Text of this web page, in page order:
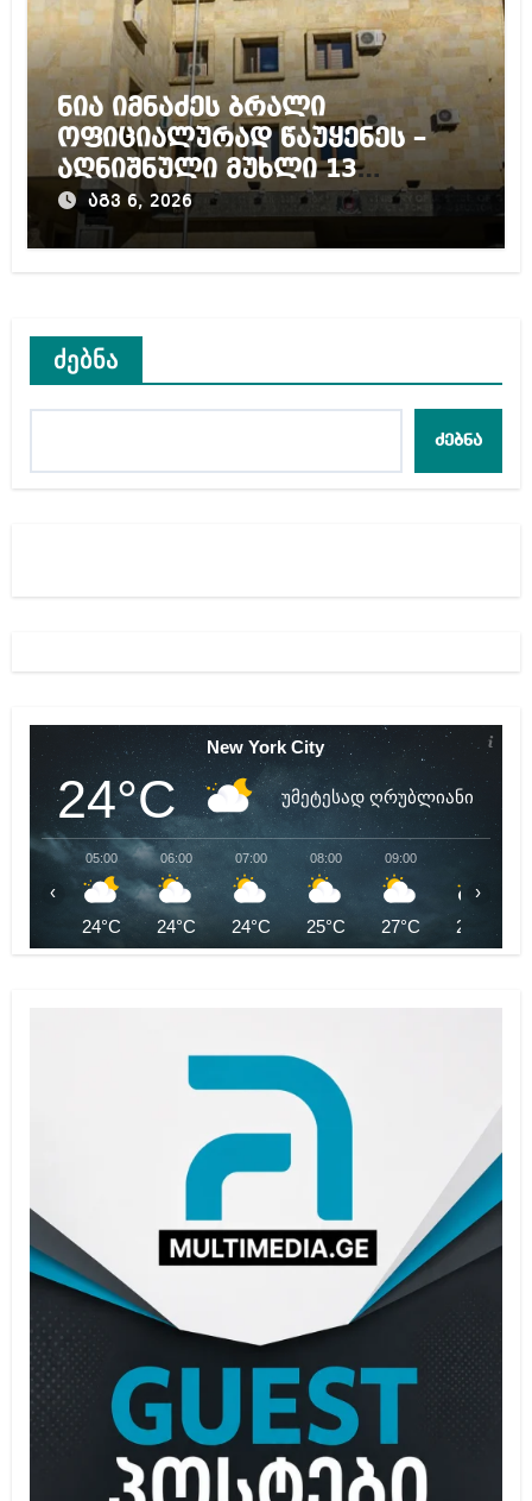
ნია იმნაძეს ბრალი
ოფიციალურად წაუყენეს –
აღნიშნული მუხლი 13
წლამდე პატიმრობას
ითვალისწინებს
აგვ 6, 2026
ძებნა
ძებნა
New York City
24°C უმეტესად ღრუბლიანი
05:00
24°C
06:00
24°C
07:00
24°C
08:00
25°C
09:00
27°C
10:00
28°C
‹ ›